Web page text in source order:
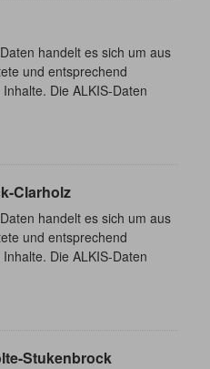
handelt es sich um aus
und entsprechend
Die ALKIS-Daten
Clarholz
handelt es sich um aus
und entsprechend
Die ALKIS-Daten
Stukenbrock